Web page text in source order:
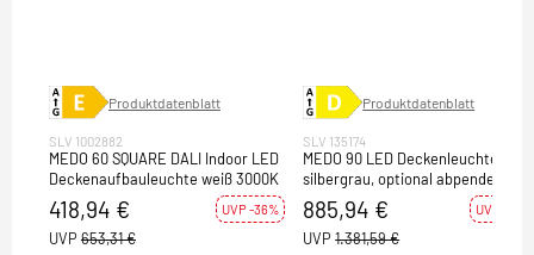
Produktdatenblatt
SLV 1002882
MEDO 60 SQUARE DALI Indoor LED
Deckenaufbauleuchte weiß 3000K
418,94 € UVP -36%
UVP 653,31 €
Produktdatenblatt
SLV 135174
MEDO 90 LED Deckenleuchte,
silbergrau, optional abpendel- bar
885,94 € UVP -36%
UVP 1.381,59 €